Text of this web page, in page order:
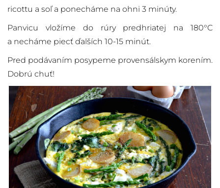
ricottu a soľ a ponecháme na ohni 3 minúty.
Panvicu vložíme do rúry predhriatej na 180°C
a necháme piecť ďalších 10-15 minút.
Pred podávaním posypeme provensálskym korením.
Dobrú chuť!